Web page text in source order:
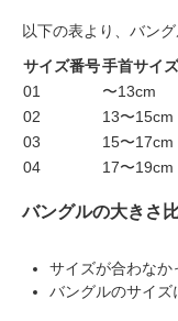
以下の表より、バン
サイズ番号手首サイ
01
〜13cm
02
13〜15cm
03
15〜17cm
04
17〜19cm
バングルの大きさ
サイズが合わなか
バングルのサイズ